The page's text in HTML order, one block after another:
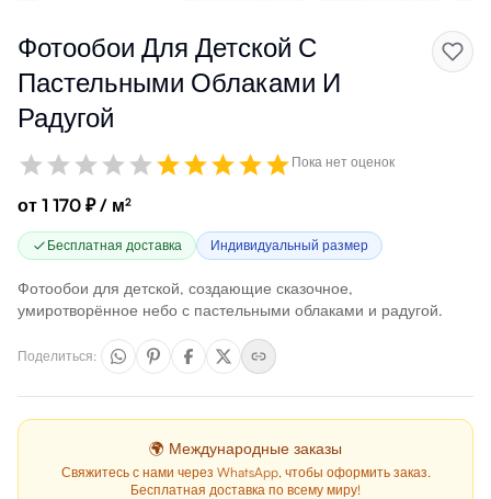
Фотообои Для Детской С
Пастельными Облаками И
Радугой
Пока нет оценок
от 1 170 ₽ / м²
Бесплатная доставка Индивидуальный размер
Фотообои для детской, создающие сказочное,
умиротворённое небо с пастельными облаками и радугой.
Поделиться:
🌍 Международные заказы
Свяжитесь с нами через WhatsApp, чтобы оформить заказ.
Бесплатная доставка по всему миру!